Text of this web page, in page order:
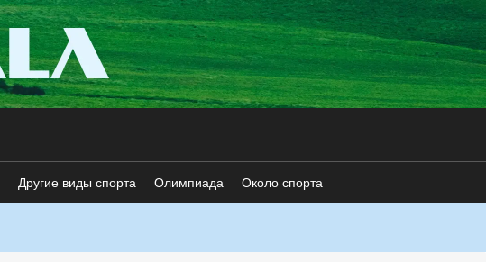
Другие виды спорта Олимпиада Около спорта